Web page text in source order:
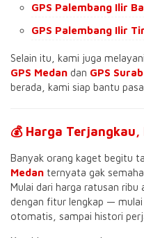
GPS Palembang Ilir
GPS Palembang Ilir
Selain itu, kami juga
GPS Medan dan GPS
berada, kami siap bantu
💰 Harga
Banyak orang kaget begitu
Medan ternyata gak
Mulai dari harga ratusan
dengan fitur lengkap — mulai
otomatis, sampai histori